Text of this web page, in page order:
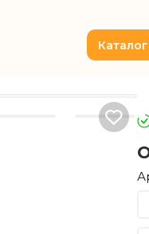
Каталог